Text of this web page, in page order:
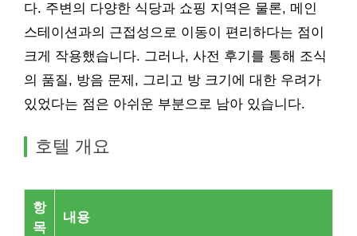
다. 주변의 다양한 식당과 쇼핑 지역은 물론, 메인
스테이션과의 근접성으로 이동이 편리하다는 점이
크게 작용했습니다. 그러나, 사전 후기를 통해 조식
의 품질, 방음 문제, 그리고 방 크기에 대한 우려가
있었다는 점은 아쉬운 부분으로 남아 있습니다.
호텔 개요
항
목
내용